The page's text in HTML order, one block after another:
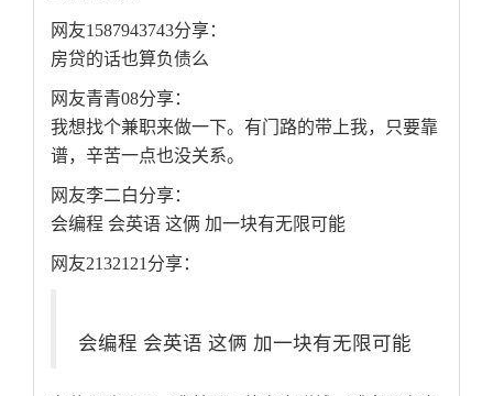
网友1587943743分享：
房贷的话也算负债么
网友青青08分享：
我想找个兼职来做一下。有门路的带上我，只要靠
谱，辛苦一点也没关系。
网友李二白分享：
会编程 会英语 这俩 加一块有无限可能
网友2132121分享：
会编程 会英语 这俩 加一块有无限可能